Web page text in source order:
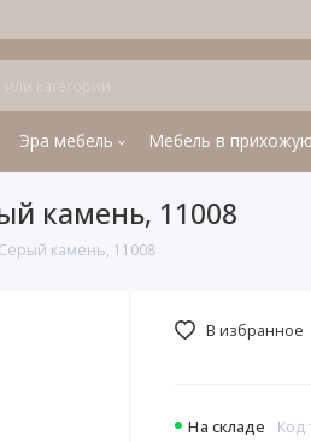
Эра мебель Мебель в прихожую
камень, 11008
камень, 11008
На складе Код
В избранное